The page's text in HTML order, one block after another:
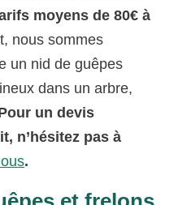
moyens de 80€ à
nous sommes
un nid de guêpes
dans un arbre,
un devis
n’hésitez pas à
.